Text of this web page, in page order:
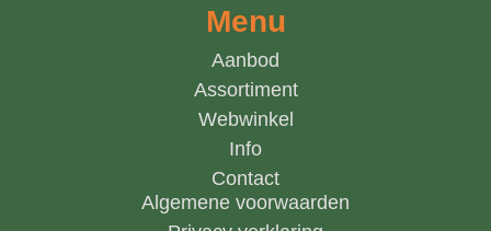
Menu
Aanbod
Assortiment
Webwinkel
Info
Contact
Algemene voorwaarden